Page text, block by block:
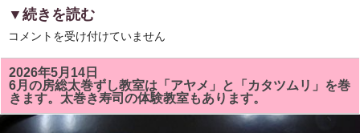
▼続きを読む
ヘ
シ
ー
ク
ッ
キ
ン
グ
コメントを受け付けていません
2026年5月14日
6月の房総太巻ずし教室は「アヤメ」と「カタツムリ」を巻
きます。太巻き寿司の体験教室もあります。